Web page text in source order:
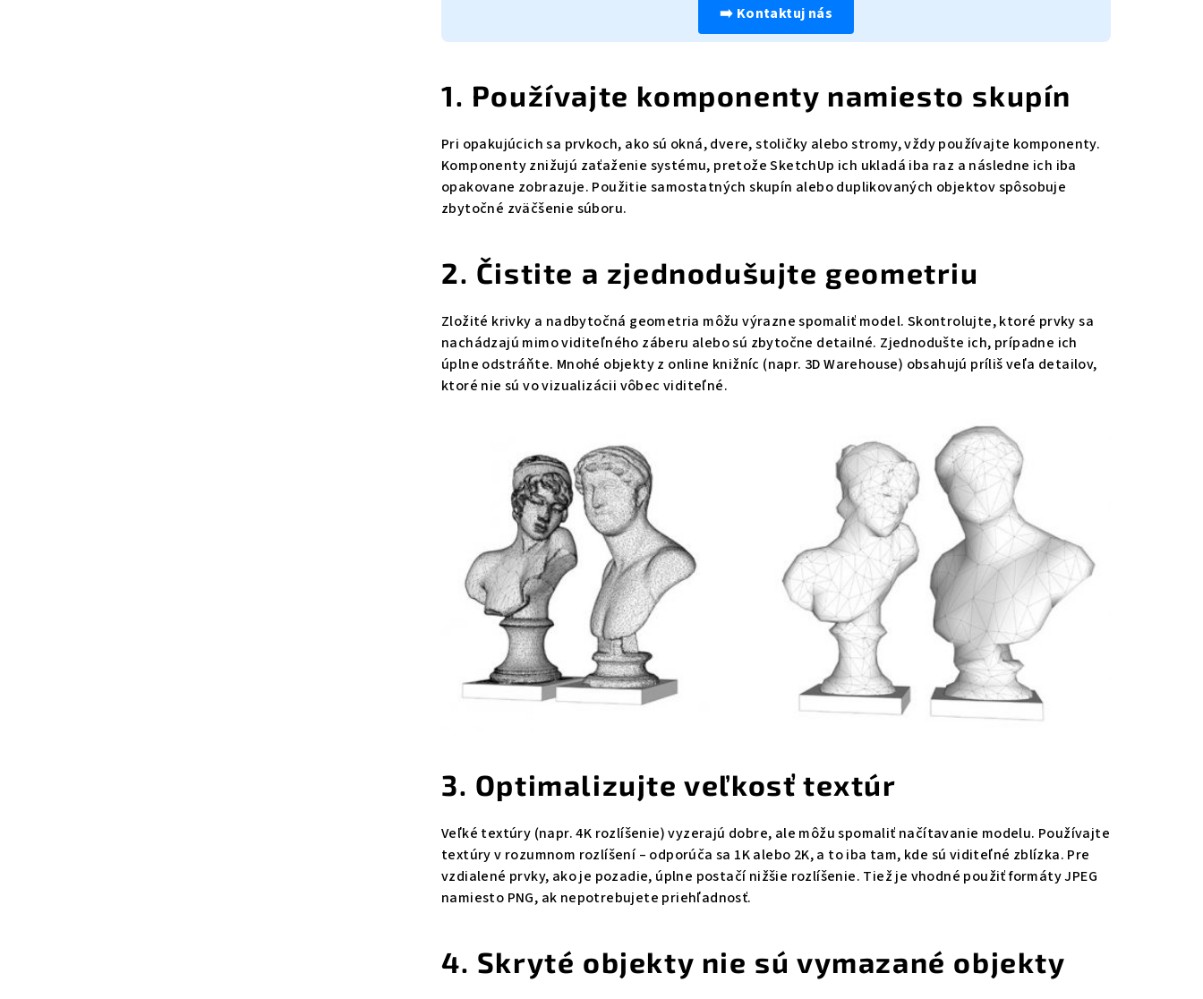
➡️ Kontaktuj nás
1. Používajte komponenty namiesto skupín
Pri opakujúcich sa prvkoch, ako sú okná, dvere, stoličky alebo stromy, vždy používajte komponenty.
Komponenty znižujú zaťaženie systému, pretože SketchUp ich ukladá iba raz a následne ich iba
opakovane zobrazuje. Použitie samostatných skupín alebo duplikovaných objektov spôsobuje
zbytočné zväčšenie súboru.
2. Čistite a zjednodušujte geometriu
Zložité krivky a nadbytočná geometria môžu výrazne spomaliť model. Skontrolujte, ktoré prvky sa
nachádzajú mimo viditeľného záberu alebo sú zbytočne detailné. Zjednodušte ich, prípadne ich
úplne odstráňte. Mnohé objekty z online knižníc (napr. 3D Warehouse) obsahujú príliš veľa detailov,
ktoré nie sú vo vizualizácii vôbec viditeľné.
3. Optimalizujte veľkosť textúr
Veľké textúry (napr. 4K rozlíšenie) vyzerajú dobre, ale môžu spomaliť načítavanie modelu. Používajte
textúry v rozumnom rozlíšení – odporúča sa 1K alebo 2K, a to iba tam, kde sú viditeľné zblízka. Pre
vzdialené prvky, ako je pozadie, úplne postačí nižšie rozlíšenie. Tiež je vhodné použiť formáty JPEG
namiesto PNG, ak nepotrebujete priehľadnosť.
4. Skryté objekty nie sú vymazané objekty